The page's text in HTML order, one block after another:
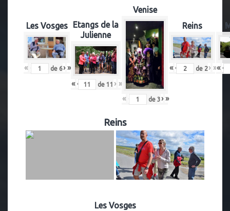
Les Vosges
« ‹ de 6› »
Etangs de la
Julienne
« ‹ de 11 › »
Venise
« ‹ de 3› »
Reins
« ‹ de 2› »« ‹
Reins
Les Vosges